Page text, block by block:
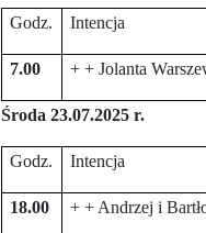
Godz. Intencja
7.00 + + Jolanta
Środa 23.07.2025 r.
Godz. Intencja
18.00 + + Andrzej i